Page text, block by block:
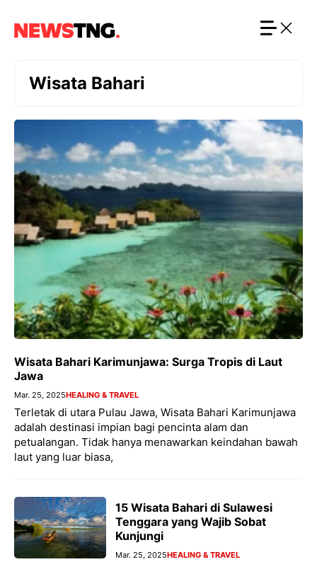
Wisata Bahari
Wisata Bahari Karimunjawa: Surga Tropis di Laut
Jawa
Mar. 25, 2025HEALING & TRAVEL
Terletak di utara Pulau Jawa, Wisata Bahari Karimunjawa
adalah destinasi impian bagi pencinta alam dan
petualangan. Tidak hanya menawarkan keindahan bawah
laut yang luar biasa,
15 Wisata Bahari di Sulawesi
Tenggara yang Wajib Sobat
Kunjungi
Mar. 25, 2025HEALING & TRAVEL